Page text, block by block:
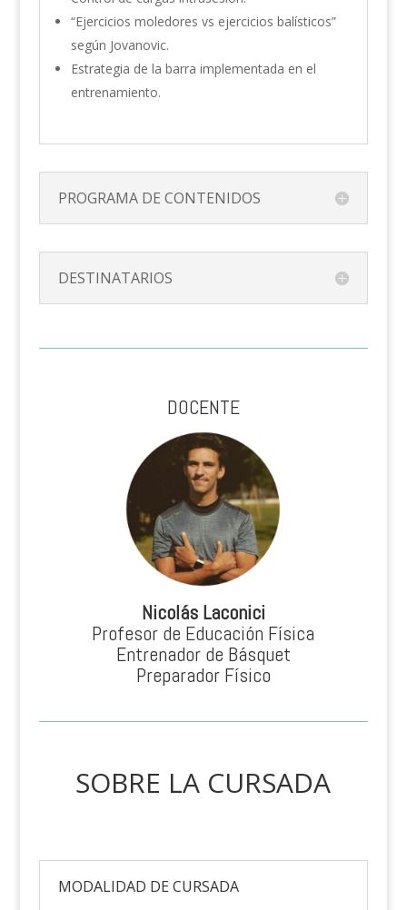
“Ejercicios moledores vs ejercicios balísticos”
según Jovanovic.
Estrategia de la barra implementada en el
entrenamiento.
PROGRAMA DE CONTENIDOS
DESTINATARIOS
DOCENTE
Nicolás Laconici
Profesor de Educación Física
Entrenador de Básquet
Preparador Físico
SOBRE LA CURSADA
MODALIDAD DE CURSADA